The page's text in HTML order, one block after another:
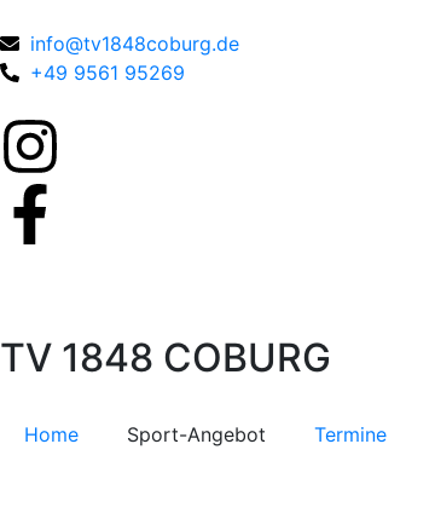
info@tv1848coburg.de
+49 9561 95269
TV 1848 COBURG
Home Sport-Angebot Termine